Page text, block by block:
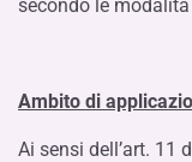
secondo le
Ambito di
Ai sensi dell’art. 11